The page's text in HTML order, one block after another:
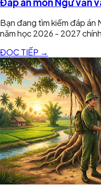
Bạn đang tìm kiếm đáp án
năm học 2026 - 2027
ĐỌC TIẾP →